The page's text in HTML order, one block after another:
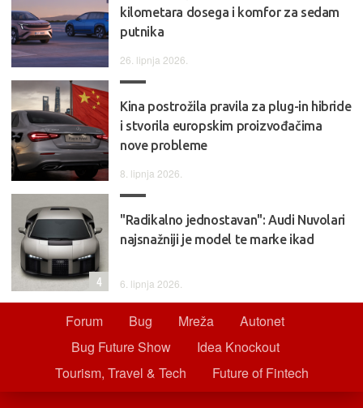
kilometara dosega i komfor za sedam
putnika
26. lipnja 2026.
Kina postrožila pravila za plug-in hibride
i stvorila europskim proizvođačima
nove probleme
8. lipnja 2026.
"Radikalno jednostavan": Audi Nuvolari
najsnažniji je model te marke ikad
6. lipnja 2026.
4
Forum Bug Mreža
Autonet
Bug Future Show
Idea Knockout
Tourism, Travel & Tech
Future of Fintech